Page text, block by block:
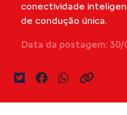
conectividade
de condução única.
Data da postagem: 30/